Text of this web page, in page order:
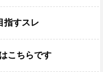
指すスレ
こちらです